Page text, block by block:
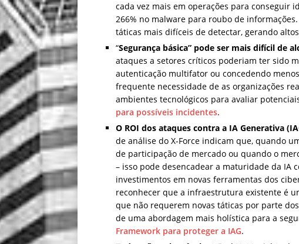
cada vez mais em operações para conseguir
266% no malware para roubo de informações.
táticas mais difíceis de detectar, gerando
“Segurança básica” pode ser mais difícil de
ataques a setores críticos poderiam ter sido
autenticação multifator ou concedendo
frequente necessidade de as organizações
ambientes tecnológicos para avaliar
para possíveis incidentes.
O ROI dos ataques contra a IA Generativa
de análise do X-Force indicam que, quando
de participação de mercado ou quando o
– isso pode desencadear a maturidade da IA
investimentos em novas ferramentas dos
reconhecer que a infraestrutura existente é
que não requerem novas táticas por parte
de uma abordagem mais holística para a
Framework para proteger a IAG.